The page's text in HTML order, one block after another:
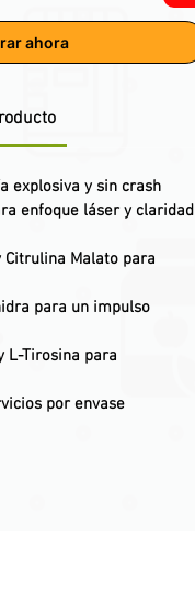
ahora
explosiva y sin crash
enfoque láser y claridad
Malato para
para un impulso
L-Tirosina para
por envase